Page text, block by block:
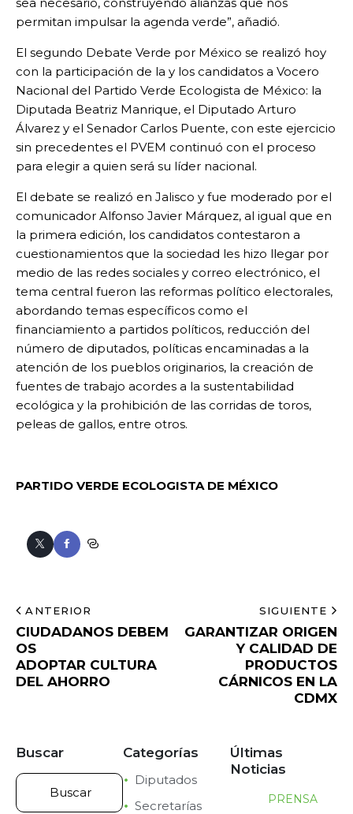
permitan impulsar la agenda verde”, añadió.
El segundo Debate Verde por México se realizó hoy
con la participación de la y los candidatos a Vocero
Nacional del Partido Verde Ecologista de México: la
Diputada Beatriz Manrique, el Diputado Arturo
Álvarez y el Senador Carlos Puente, con este ejercicio
sin precedentes el PVEM continuó con el proceso
para elegir a quien será su líder nacional.
El debate se realizó en Jalisco y fue moderado por el
comunicador Alfonso Javier Márquez, al igual que en
la primera edición, los candidatos contestaron a
cuestionamientos que la sociedad les hizo llegar por
medio de las redes sociales y correo electrónico, el
tema central fueron las reformas político electorales,
abordando temas específicos como el
financiamiento a partidos políticos, reducción del
número de diputados, políticas encaminadas a la
atención de los pueblos originarios, la creación de
fuentes de trabajo acordes a la sustentabilidad
ecológica y la prohibición de las corridas de toros,
peleas de gallos, entre otros.
PARTIDO VERDE ECOLOGISTA DE MÉXICO
ANTERIOR
CIUDADANOS DEBEM
OS
ADOPTAR CULTURA
DEL AHORRO
SIGUIENTE
GARANTIZAR ORIGEN
Y CALIDAD DE
PRODUCTOS
CÁRNICOS EN LA
CDMX
Buscar Categorías
Diputados
Secretarías
Últimas
Noticias
PRENSA